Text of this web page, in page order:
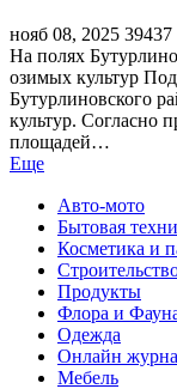
нояб 08, 2025 39437
На полях
озимых культур
Бутурлиновского
культур. Согласно
площадей…
Еще
Авто-мото
Бытовая
Косметика и
Продукты
Флора и
Одежда
Онлайн
Мебель